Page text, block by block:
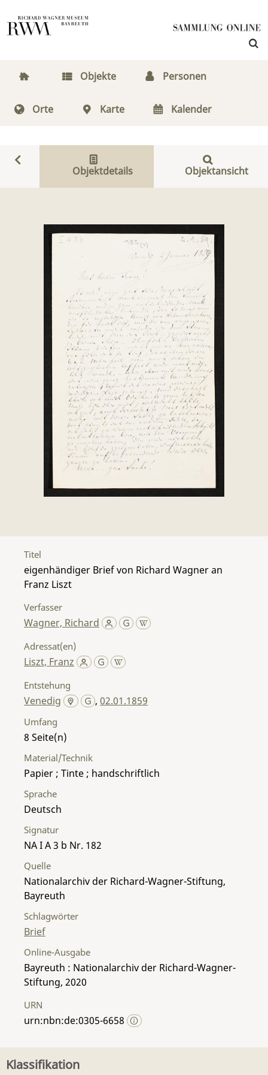
Objekte Personen
Orte Karte Kalender
Objektdetails Objektansicht
Titel
eigenhändiger Brief von Richard Wagner an
Franz Liszt
Verfasser
Wagner, Richard
Adressat(en)
Liszt, Franz
Entstehung
Venedig ,02.01.1859
Umfang
8
Material/Technik
Papier ; Tinte ; handschriftlich
Sprache
Deutsch
Signatur
NA I A 3 b Nr. 182
Quelle
Nationalarchiv der Richard-Wagner-Stiftung,
Bayreuth
Schlagwörter
Brief
Online-Ausgabe
Bayreuth : Nationalarchiv der Richard-Wagner-
Stiftung, 2020
URN
urn:nbn:de:0305-6658
Klassifikation